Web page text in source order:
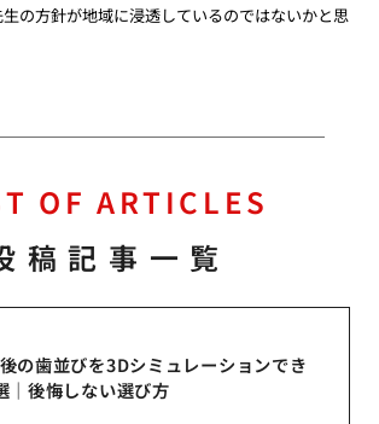
の方針が地域に浸透しているのではないかと思
OF ARTICLES
稿記事一覧
の歯並びを3Dシミュレーションでき
｜後悔しない選び方